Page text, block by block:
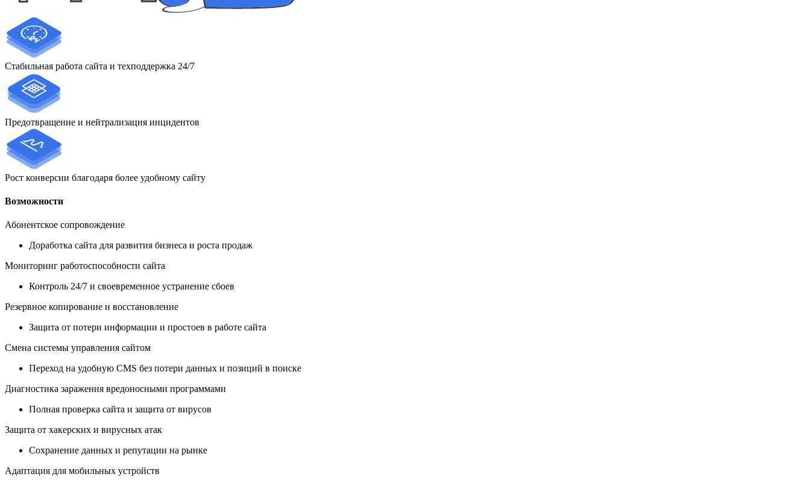
Стабильная работа сайта и техподдержка 24/7
Предотвращение и нейтрализация инцидентов
Рост конверсии благодаря более удобному сайту
Возможности
Абонентское сопровождение
Доработка сайта для развития бизнеса и роста продаж
Мониторинг работоспособности сайта
Контроль 24/7 и своевременное устранение сбоев
Резервное копирование и восстановление
Защита от потери информации и простоев в работе сайта
Смена системы управления сайтом
Переход на удобную CMS без потери данных и позиций в поиске
Диагностика заражения вредоносными программами
Полная проверка сайта и защита от вирусов
Защита от хакерских и вирусных атак
Сохранение данных и репутации на рынке
Адаптация для мобильных устройств